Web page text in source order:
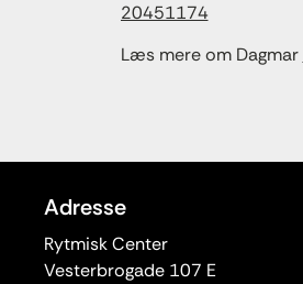
20451174
Læs mere om Dagmar
Adresse
Rytmisk Center
Vesterbrogade 107 E